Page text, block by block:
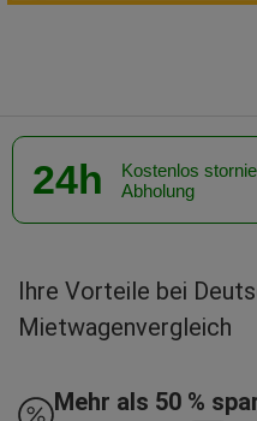
24h
Kostenlos
Abholung
Ihre Vorteile bei
Mietwagenvergleich
Mehr als 50 %